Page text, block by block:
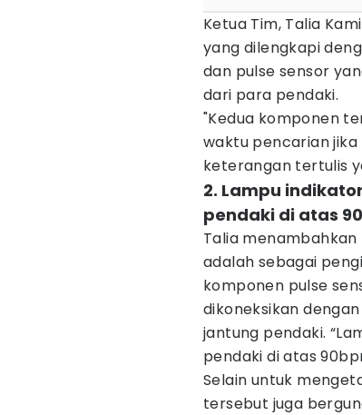
Ketua Tim, Talia
yang dilengkapi
dan pulse sensor
dari para pendaki.
"Kedua komponen
waktu pencarian jika
keterangan tertulis
2. Lampu
pendaki di atas
Talia menambahkan
adalah sebagai
komponen pulse
dikoneksikan
jantung pendaki.
pendaki di atas
Selain untuk
tersebut juga